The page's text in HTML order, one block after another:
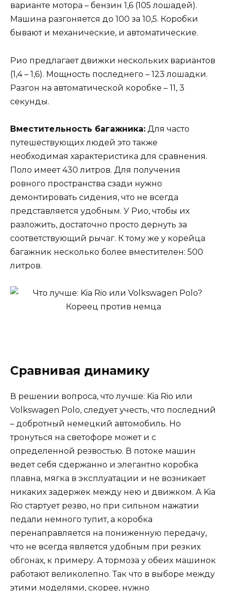
варианте мотора – бензин 1,6 (105 лошадей).
Машина разгоняется до 100 за 10,5. Коробки
бывают и механические, и автоматические.
Рио предлагает движки нескольких вариантов
(1,4 – 1,6). Мощность последнего – 123 лошадки.
Разгон на автоматической коробке – 11, 3
секунды.
Вместительность багажника: Для часто
путешествующих людей это также
необходимая характеристика для сравнения.
Поло имеет 430 литров. Для получения
ровного пространства сзади нужно
демонтировать сидения, что не всегда
представляется удобным. У Рио, чтобы их
разложить, достаточно просто дернуть за
соответствующий рычаг. К тому же у корейца
багажник несколько более вместителен: 500
литров.
Сравнивая динамику
В решении вопроса, что лучше: Kia Rio или
Volkswagen Polo, следует учесть, что последний
– добротный немецкий автомобиль. Но
тронуться на светофоре может и с
определенной резвостью. В потоке машин
ведет себя сдержанно и элегантно коробка
плавна, мягка в эксплуатации и не возникает
никаких задержек между нею и движком. А Kia
Rio стартует резво, но при сильном нажатии
педали немного тупит, а коробка
перенаправляется на пониженную передачу,
что не всегда является удобным при резких
обгонах, к примеру. А тормоза у обеих машинок
работают великолепно. Так что в выборе между
этими моделями, скорее, нужно